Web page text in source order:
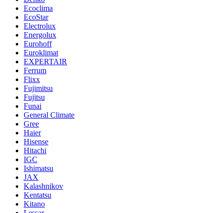
Ecoclima
EcoStar
Electrolux
Energolux
Eurohoff
Euroklimat
EXPERTAIR
Ferrum
Flixx
Fujimitsu
Fujitsu
Funai
General Climate
Gree
Haier
Hisense
Hitachi
IGC
Ishimatsu
JAX
Kalashnikov
Kentatsu
Kitano